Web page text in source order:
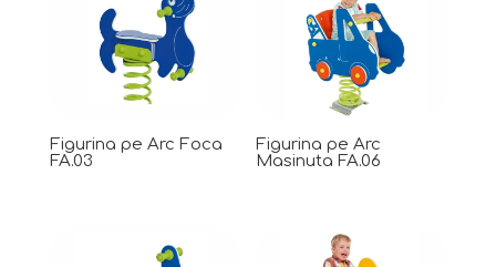
Figurina pe Arc Foca
FA.03
Figurina pe Arc
Masinuta FA.06